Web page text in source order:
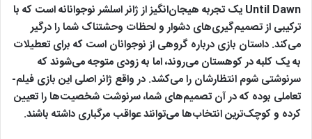
Until Dawn یک تجربه هیجان‌انگیز از ژانر اسلشر نوجوانانه است که با
ترکیبی از تصمیم‌گیری‌های دشوار و لحظات وحشتناک شما را درگیر
می‌کند. داستان بازی درباره گروهی از نوجوانان است که برای تعطیلات
به یک کلبه در کوهستان می‌روند، اما به زودی متوجه می‌شوند که
سرنوشتی شوم انتظارشان را می‌کشد. در واقع ژانر اصلی این بازی فیلم-
تعاملی بوده که در آن تصمیم‌های شما، سرنوشت شخصیت‌ها را تعیین
کرده و کوچک‌ترین انتخاب‌ها می‌توانند عواقب مرگباری داشته باشند.